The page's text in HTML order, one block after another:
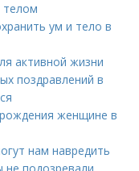
телом
ум и тело в
активной жизни
поздравлений в
женщине в
нам навредить